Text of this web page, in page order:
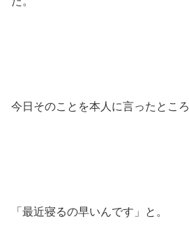
今日そのことを本人に言ったところ
「最近寝るの早いんです」と。